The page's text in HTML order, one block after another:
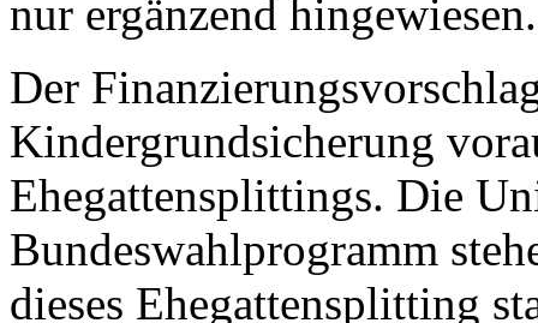
nur ergänzend hingewiesen.
Der
Kindergrundsicherung
Ehegattensplittings. Die
Bundeswahlprogramm
dieses Ehegattensplitting